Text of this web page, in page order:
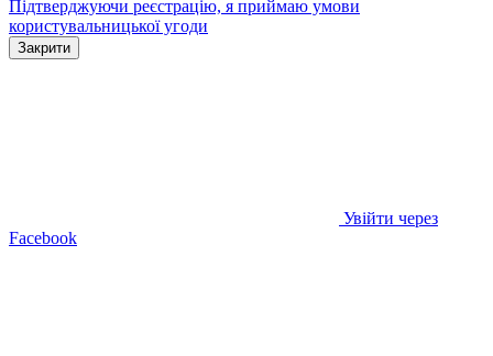
Підтверджуючи реєстрацію, я приймаю умови
користувальницької угоди
Закрити
Увійти через
Facebook